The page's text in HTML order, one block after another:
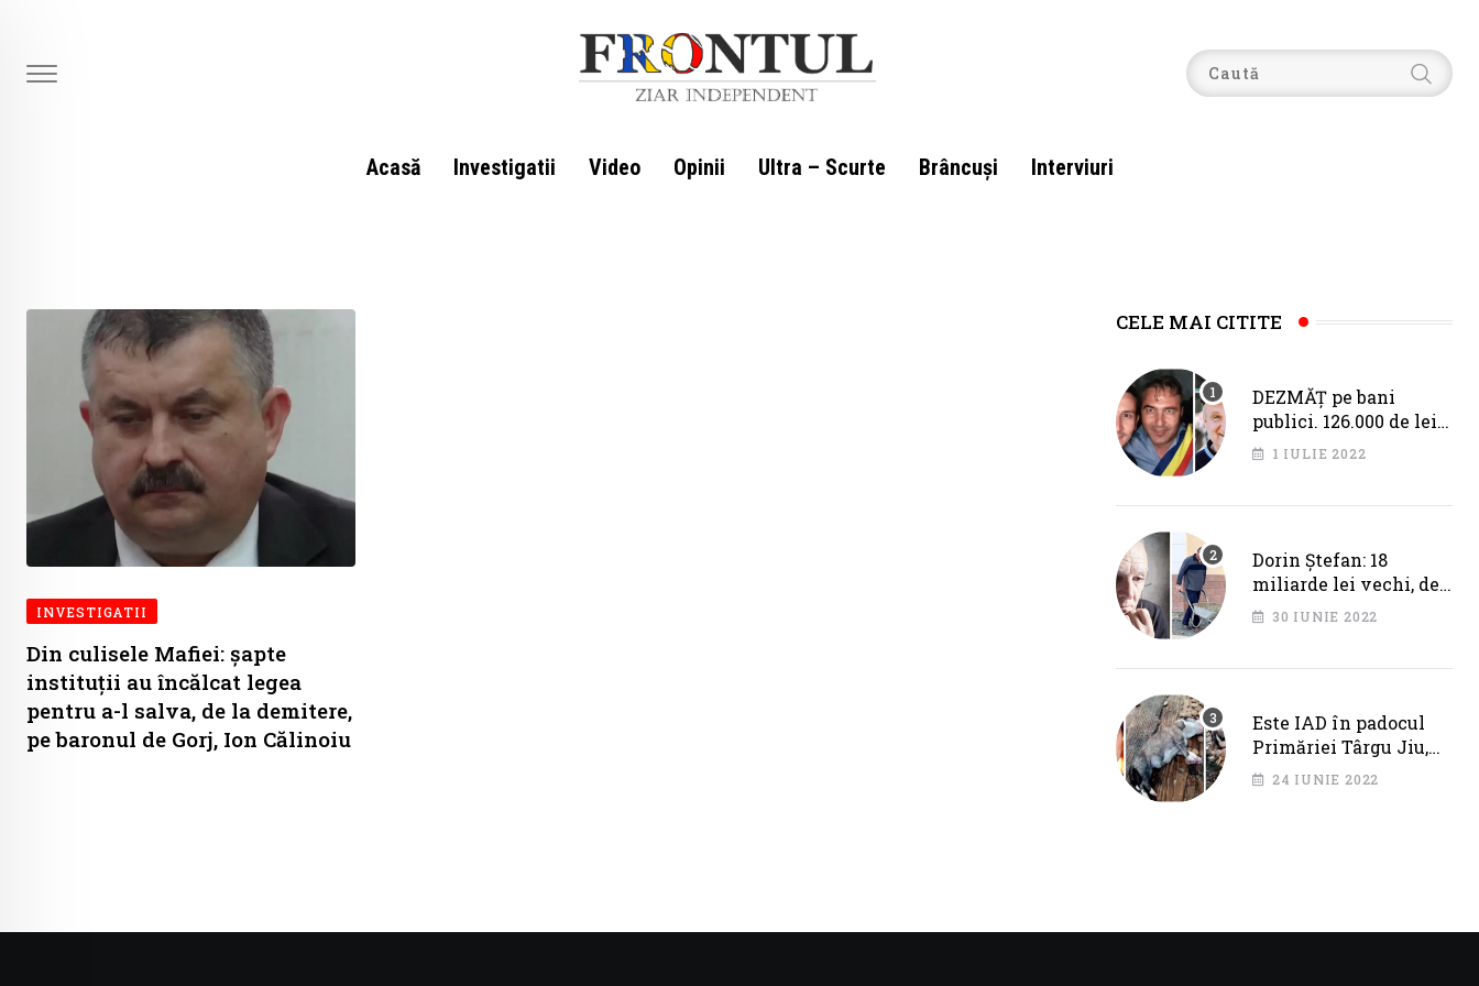
content
Acasă Investigatii Video Opinii Ultra – Scurte Brâncuşi Interviuri
INVESTIGATII
Din culisele Mafiei: șapte
instituții au încălcat legea
pentru a-l salva, de la demitere,
pe baronul de Gorj, Ion Călinoiu
CELE MAI CITITE
DEZMĂȚ pe bani
publici. 126.000 de lei
pentru Fîciu și Băloi,
1 IULIE 2022
Dorin Ștefan: 18
miliarde lei vechi, de
la Primăria Târgu Jiu.
30 IUNIE 2022
Este IAD în padocul
Primăriei Târgu Jiu,
dar IPJ Gorj spune
24 IUNIE 2022